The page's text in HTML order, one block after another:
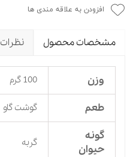
افزودن به علاقه مندی ها
مشخصات محصول نظرات
وزن 100 گرم
طعم گوشت گاو
گونه
حیوان
گربه